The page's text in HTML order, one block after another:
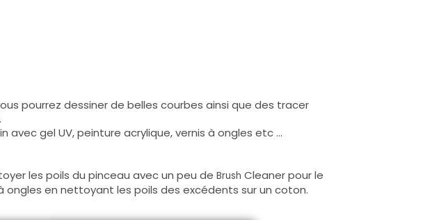
pourrez dessiner de belles courbes ainsi que des tracer
avec gel UV, peinture acrylique, vernis à ongles etc ...
les poils du pinceau avec un peu de Brush Cleaner pour le
ongles en nettoyant les poils des excédents sur un coton.